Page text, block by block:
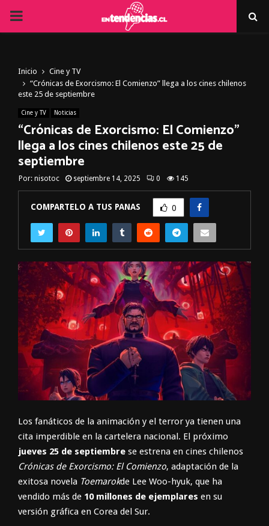
PRIMARY
Inicio
Cine y TV
“Crónicas de Exorcismo: El Comienzo” llega a los cines chilenos
este 25 de septiembre
Cine y TV Noticias
“Crónicas de Exorcismo: El Comienzo”
llega a los cines chilenos este 25 de
septiembre
Por: nisotoc septiembre 14, 2025 0 145
COMPARTELO A TUS PANAS 0
Los fanáticos de la animación y el terror ya tienen una
cita imperdible en la cartelera nacional. El próximo
jueves 25 de septiembre se estrena en cines chilenos
Crónicas de Exorcismo: El Comienzo, adaptación de la
exitosa novela Toemarokde Lee Woo-hyuk, que ha
vendido más de 10 millones de ejemplares en su
versión gráfica en Corea del Sur.